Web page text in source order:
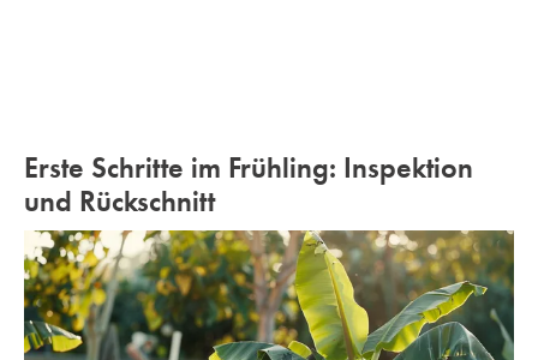
Erste Schritte im Frühling: Inspektion
und Rückschnitt